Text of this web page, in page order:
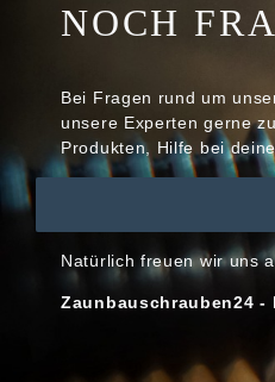
NOCH
Bei Fragen rund um
unsere Experten gerne
Produkten, Hilfe bei
Natürlich freuen wir uns
Zaunbauschrauben24